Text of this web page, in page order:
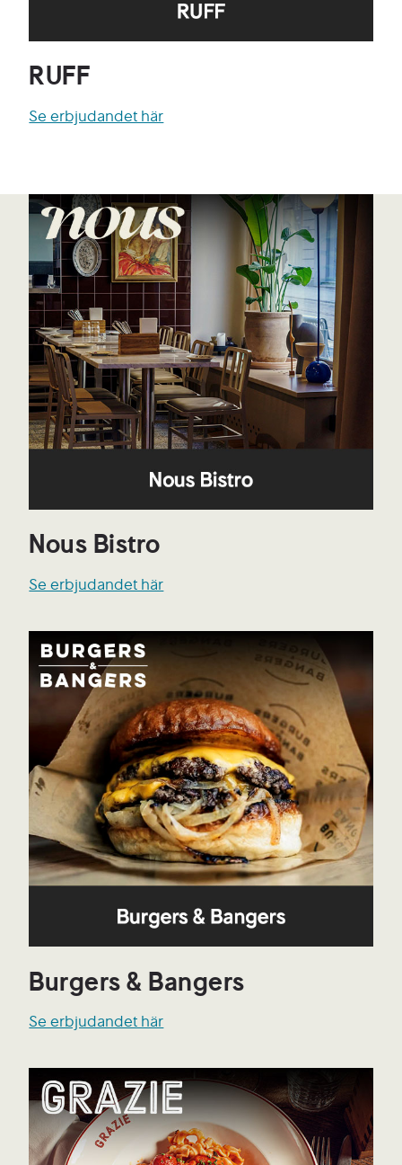
RUFF
Se erbjudandet här
Nous Bistro
Se erbjudandet här
Burgers & Bangers
Se erbjudandet här